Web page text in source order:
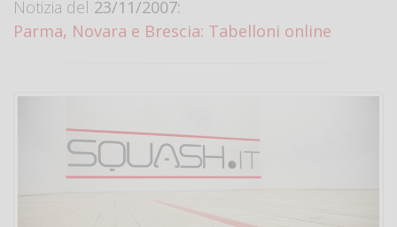
Notizia del 23/11/2007:
Parma, Novara e Brescia: Tabelloni online